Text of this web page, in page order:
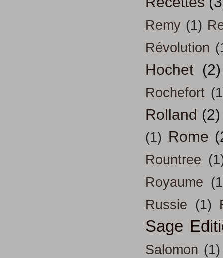
Remy (1)
Révolution
Hochet (2)
Rochefort
Rolland (2)
(1) Rome
Rountree
Royaume
Russie (1)
Sage
Salomon (1)